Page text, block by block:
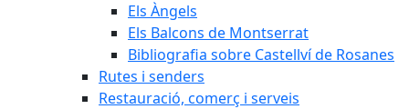
Els Àngels
Els Balcons de Montserrat
Bibliografia sobre Castellví de Rosanes
Rutes i senders
Restauració, comerç i serveis